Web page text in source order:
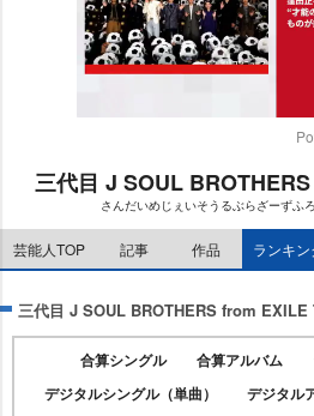
三代目 J SOUL
さんだいめじぇいそうるぶらざーずふ
芸能人TOP 記事 作品 ランキン
三代目 J SOUL BROTHERS from EXILE
合算シングル 合算アルバム
デジタルシングル（単曲）
デジタル